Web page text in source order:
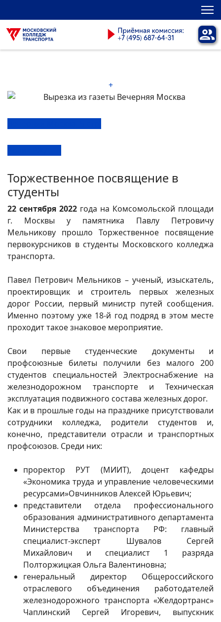
+
Торжественное посвящение в
студенты
22 сентября 2022 года на Комсомольской площади
г. Москвы у памятника Павлу Петровичу
Мельникову прошло Торжественное посвящение
первокурсников в студенты Московского колледжа
транспорта.
Павел Петрович Мельников – ученый, изыскатель,
проектировщик и строитель первых железных
дорог России, первый министр путей сообщения.
Именно поэтому уже 18-й год подряд в этом месте
проходит такое знаковое мероприятие.
Свои первые студенческие документы и
профсоюзные билеты получили без малого 200
студентов специальностей Электроснабжение на
железнодорожном транспорте и Техническая
эксплуатация подвижного состава железных дорог.
Как и в прошлые годы на празднике присутствовали
сотрудники колледжа, родители студентов и,
конечно, представители отрасли и транспортных
профсоюзов. Среди них:
проректор РУТ (МИИТ), доцент кафедры
«Экономика труда и управление человеческими
ресурсами»Овчинников Алексей Юрьевич;
представители отдела профессионального
образования административного департамента
Министерства транспорта РФ: главный
специалист-эксперт Шувалов Сергей
Михайлович и специалист 1 разряда
Полторжицкая Ольга Валентиновна;
генеральный директор Общероссийского
отраслевого объединения работодателей
железнодорожного транспорта «Желдортранс»
Чаплинский Сергей Игоревич, выпускник